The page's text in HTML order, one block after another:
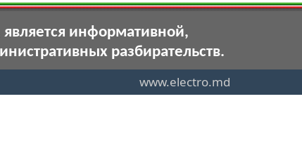
информативной,
разбирательств.
www.electro.md